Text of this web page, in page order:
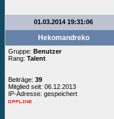
01.03.2014 19:31:06
Hekomandreko
Gruppe: Benutzer
Rang: Talent
Beiträge: 39
Mitglied seit: 06.12.2013
IP-Adresse: gespeichert